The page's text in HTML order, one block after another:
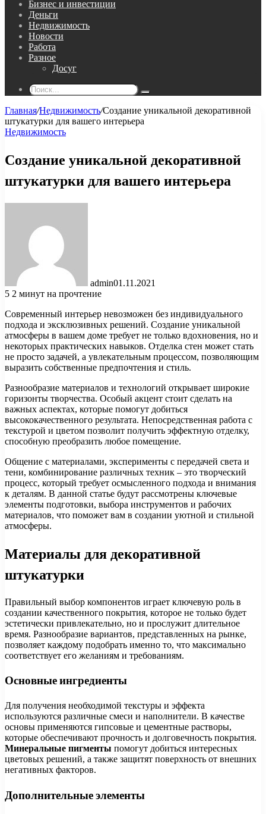
Бизнес и инвестиции
Деньги
Недвижимость
Новости
Работа
Разное
Досуг
Поиск...
Главная/Недвижимость/Создание уникальной декоративной
штукатурки для вашего интерьера
Недвижимость
Создание уникальной декоративной
штукатурки для вашего интерьера
admin01.11.2021
5 2 минут на прочтение
Современный интерьер невозможен без индивидуального
подхода и эксклюзивных решений. Создание уникальной
атмосферы в вашем доме требует не только вдохновения, но и
некоторых практических навыков. Отделка стен может стать
не просто задачей, а увлекательным процессом, позволяющим
выразить собственные предпочтения и стиль.
Разнообразие материалов и технологий открывает широкие
горизонты творчества. Особый акцент стоит сделать на
важных аспектах, которые помогут добиться
высококачественного результата. Непосредственная работа с
текстурой и цветом позволит получить эффектную отделку,
способную преобразить любое помещение.
Общение с материалами, эксперименты с передачей света и
тени, комбинирование различных техник – это творческий
процесс, который требует осмысленного подхода и внимания
к деталям. В данной статье будут рассмотрены ключевые
элементы подготовки, выбора инструментов и рабочих
материалов, что поможет вам в создании уютной и стильной
атмосферы.
Материалы для декоративной
штукатурки
Правильный выбор компонентов играет ключевую роль в
создании качественного покрытия, которое не только будет
эстетически привлекательно, но и прослужит длительное
время. Разнообразие вариантов, представленных на рынке,
позволяет каждому подобрать именно то, что максимально
соответствует его желаниям и требованиям.
Основные ингредиенты
Для получения необходимой текстуры и эффекта
используются различные смеси и наполнители. В качестве
основы применяются гипсовые и цементные растворы,
которые обеспечивают прочность и долговечность покрытия.
Минеральные пигменты помогут добиться интересных
цветовых решений, а также защитят поверхность от внешних
негативных факторов.
Дополнительные элементы